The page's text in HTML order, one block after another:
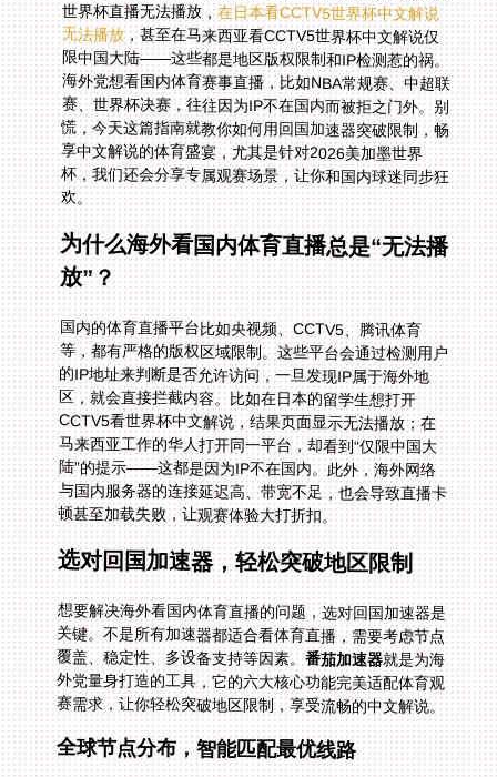
世界杯直播无法播放，在日本看CCTV5世界杯中文解说
无法播放，甚至在马来西亚看CCTV5世界杯中文解说仅
限中国大陆——这些都是地区版权限制和IP检测惹的祸。
海外党想看国内体育赛事直播，比如NBA常规赛、中超联
赛、世界杯决赛，往往因为IP不在国内而被拒之门外。别
慌，今天这篇指南就教你如何用回国加速器突破限制，畅
享中文解说的体育盛宴，尤其是针对2026美加墨世界
杯，我们还会分享专属观赛场景，让你和国内球迷同步狂
欢。
为什么海外看国内体育直播总是“无法播
放”？
国内的体育直播平台比如央视频、CCTV5、腾讯体育
等，都有严格的版权区域限制。这些平台会通过检测用户
的IP地址来判断是否允许访问，一旦发现IP属于海外地
区，就会直接拦截内容。比如在日本的留学生想打开
CCTV5看世界杯中文解说，结果页面显示无法播放；在
马来西亚工作的华人打开同一平台，却看到“仅限中国大
陆”的提示——这都是因为IP不在国内。此外，海外网络
与国内服务器的连接延迟高、带宽不足，也会导致直播卡
顿甚至加载失败，让观赛体验大打折扣。
选对回国加速器，轻松突破地区限制
想要解决海外看国内体育直播的问题，选对回国加速器是
关键。不是所有加速器都适合看体育直播，需要考虑节点
覆盖、稳定性、多设备支持等因素。番茄加速器就是为海
外党量身打造的工具，它的六大核心功能完美适配体育观
赛需求，让你轻松突破地区限制，享受流畅的中文解说。
全球节点分布，智能匹配最优线路